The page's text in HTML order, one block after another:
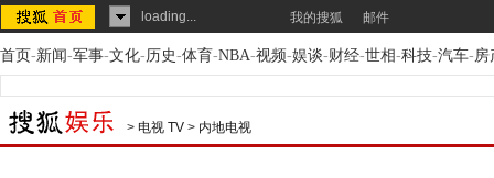
loading... 我的搜狐 邮件
首页-新闻-军事-文化-历史-体育-NBA-视频-娱谈-财经-世相-科技-汽车-房
> 电视 TV > 内地电视